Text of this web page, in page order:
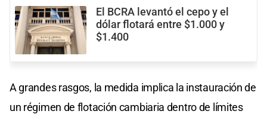
El BCRA levantó el cepo y el
dólar flotará entre $1.000 y
$1.400
A grandes rasgos, la medida implica la instauración de
un régimen de flotación cambiaria dentro de límites